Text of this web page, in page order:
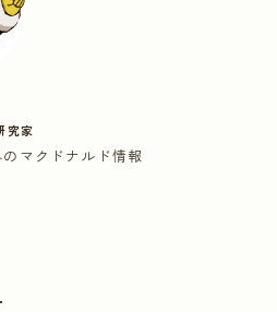
究家
マクドナルド情報